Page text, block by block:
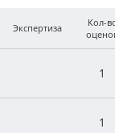
Экспертиза
Кол-
1
1